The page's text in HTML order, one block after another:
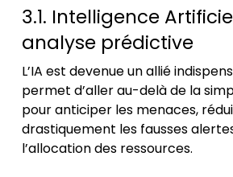
3.1. Intelligence
analyse prédictive
L’IA est devenue un allié
permet d’aller au-delà de la
pour anticiper les menaces,
drastiquement les fausses
l’allocation des ressources.